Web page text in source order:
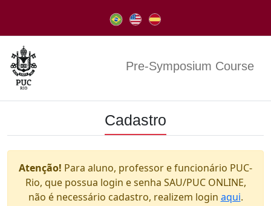
Pre-Symposium Course
Cadastro
Atenção! Para aluno, professor e funcionário PUC-
Rio, que possua login e senha SAU/PUC ONLINE,
não é necessário cadastro, realizem login aqui.